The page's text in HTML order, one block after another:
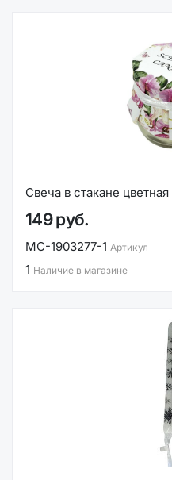
Свеча в стакане
149 руб.
MC-1903277-1 Артикул
1 Наличие в магазине